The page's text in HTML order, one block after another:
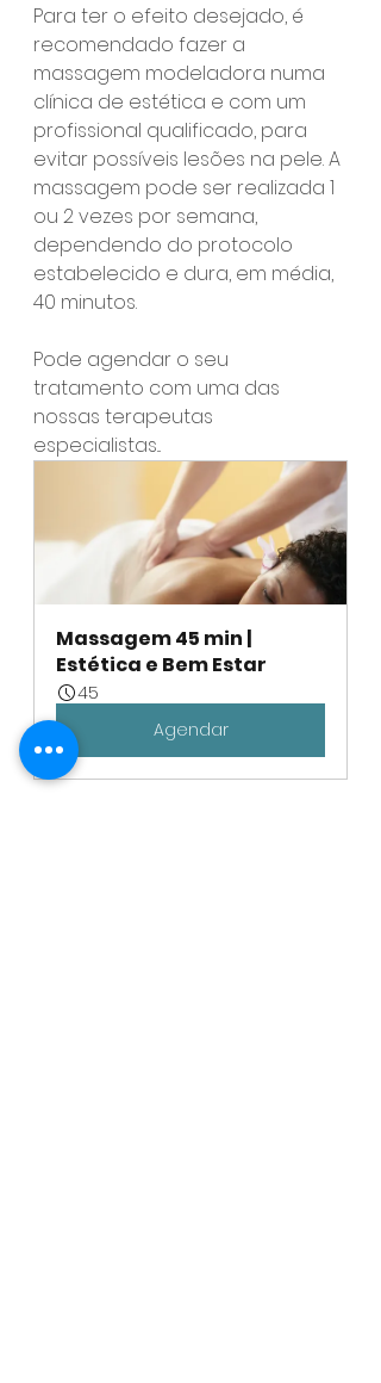
Para ter o efeito desejado, é
recomendado fazer a
massagem modeladora numa
clínica de estética e com um
profissional qualificado, para
evitar possíveis lesões na pele. A
massagem pode ser realizada 1
ou 2 vezes por semana,
dependendo do protocolo
estabelecido e dura, em média,
40 minutos.
Pode agendar o seu
tratamento com uma das
nossas terapeutas
especialistas...
Massagem 45 min |
Estética e Bem Estar
45
Agendar